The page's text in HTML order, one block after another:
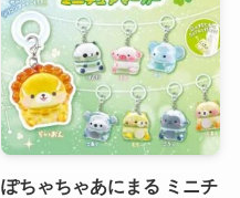
ぽちゃちゃあにまる ミニチ